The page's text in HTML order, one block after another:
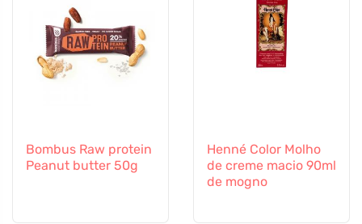
Bombus Raw protein
Peanut butter 50g
Henné Color Molho
de creme macio 90ml
de mogno